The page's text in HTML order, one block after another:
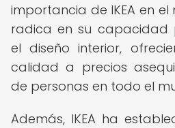
importancia de IKEA en
radica en su capacidad
el diseño interior,
calidad a precios
de personas en todo el
Además, IKEA ha